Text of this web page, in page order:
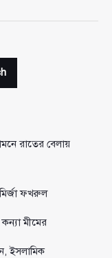
রাতের বেলায়
ফখরুল
মীমের
ইসলামিক